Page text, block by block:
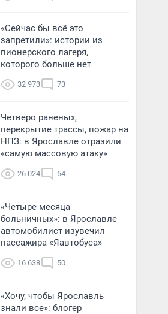
«Сейчас бы всё это
запретили»: истории из
пионерского лагеря,
которого больше нет
32 973 73
Четверо раненых,
перекрытие трассы, пожар на
НПЗ: в Ярославле отразили
«самую массовую атаку»
26 024 54
«Четыре месяца
больничных»: в Ярославле
автомобилист изувечил
пассажира «Яавтобуса»
16 638 50
«Хочу, чтобы Ярославль
знали все»: блогер